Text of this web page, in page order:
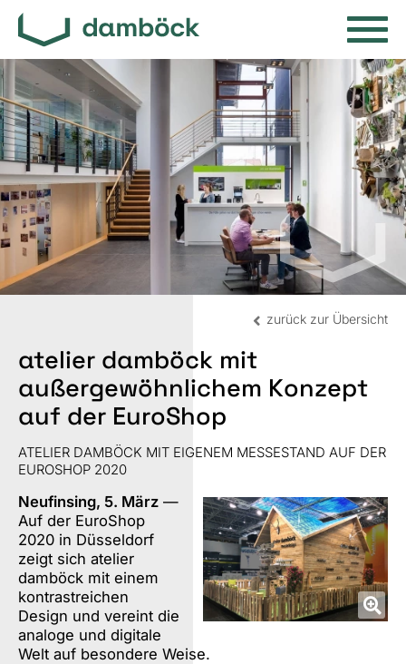
zurück zur Übersicht
atelier damböck mit
außergewöhnlichem Konzept
auf der EuroShop
ATELIER DAMBÖCK MIT EIGENEM MESSESTAND AUF DER
EUROSHOP 2020
Neufinsing, 5. März —
Auf der EuroShop
2020 in Düsseldorf
zeigt sich atelier
damböck mit einem
kontrastreichen
Design und vereint die
analoge und digitale
Welt auf besondere Weise.